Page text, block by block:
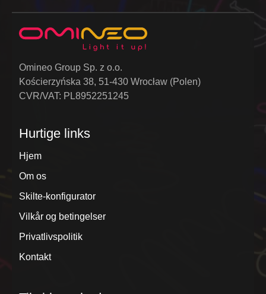
Omineo Group Sp. z o.o.
Kościerzyńska 38, 51-430 Wrocław (Polen)
CVR/VAT: PL8952251245
Hurtige links
Hjem
Om os
Skilte-konfigurator
Vilkår og betingelser
Privatlivspolitik
Kontakt